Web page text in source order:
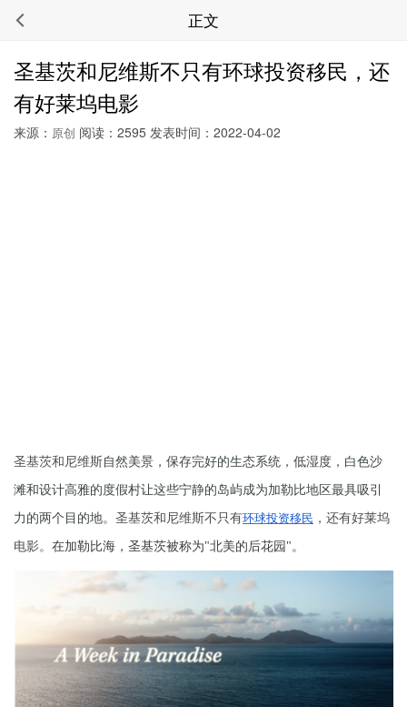
正文
圣基茨和尼维斯不只有环球投资移民，还
有好莱坞电影
来源： 原创 阅读：2595 发表时间：2022-04-02
圣基茨和尼维斯自然美景，保存完好的生态系统，低湿度，白色沙
滩和设计高雅的度假村让这些宁静的岛屿成为加勒比地区最具吸引
力的两个目的地。 圣基茨和尼维斯不只有环球投资移民 ，还有好莱坞
电影。 在加勒比海，圣基茨被称为"北美的后花园"。